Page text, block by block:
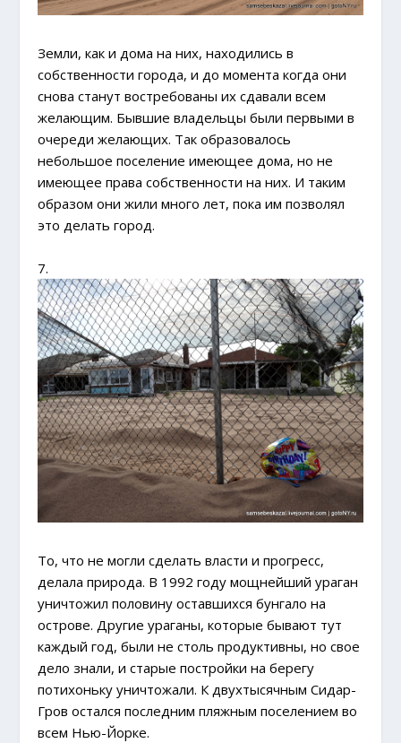
Земли, как и дома на них, находились в
собственности города, и до момента когда они
снова станут востребованы их сдавали всем
желающим. Бывшие владельцы были первыми в
очереди желающих. Так образовалось
небольшое поселение имеющее дома, но не
имеющее права собственности на них. И таким
образом они жили много лет, пока им позволял
это делать город.
7.
То, что не могли сделать власти и прогресс,
делала природа. В 1992 году мощнейший ураган
уничтожил половину оставшихся бунгало на
острове. Другие ураганы, которые бывают тут
каждый год, были не столь продуктивны, но свое
дело знали, и старые постройки на берегу
потихоньку уничтожали. К двухтысячным Сидар-
Гров остался последним пляжным поселением во
всем Нью-Йорке.